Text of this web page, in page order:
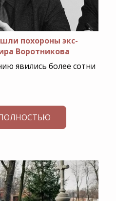
похороны экс-
Воротникова
явились более сотни